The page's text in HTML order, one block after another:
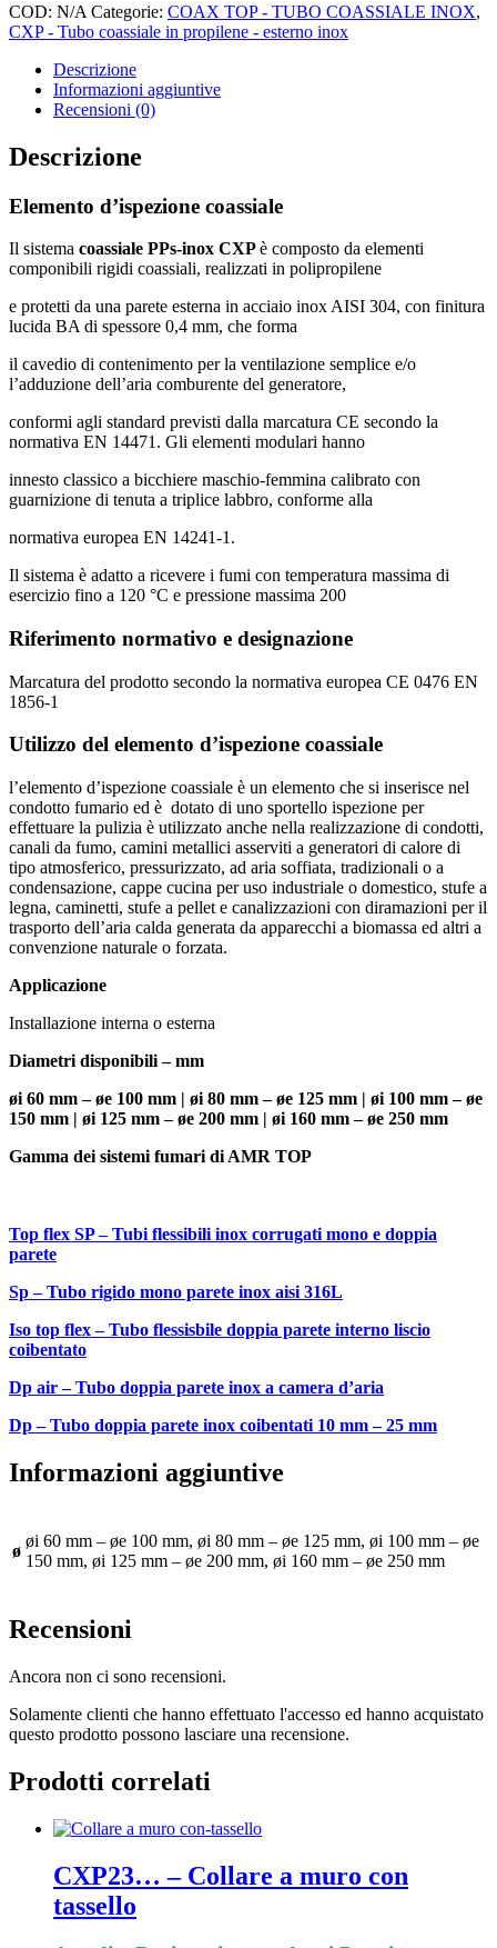
COD: N/A Categorie: COAX TOP - TUBO COASSIALE INOX,
CXP - Tubo coassiale in propilene - esterno inox
Descrizione
Informazioni aggiuntive
Recensioni (0)
Descrizione
Elemento d’ispezione coassiale
Il sistema coassiale PPs-inox CXPè composto da elementi
componibili rigidi coassiali, realizzati in polipropilene
e protetti da una parete esterna in acciaio inox AISI 304, con finitura
lucida BA di spessore 0,4 mm, che forma
il cavedio di contenimento per la ventilazione semplice e/o
l’adduzione dell’aria comburente del generatore,
conformi agli standard previsti dalla marcatura CE secondo la
normativa EN 14471. Gli elementi modulari hanno
innesto classico a bicchiere maschio-femmina calibrato con
guarnizione di tenuta a triplice labbro, conforme alla
normativa europea EN 14241-1.
Il sistema è adatto a ricevere i fumi con temperatura massima di
esercizio fino a 120 °C e pressione massima 200
Riferimento normativo e designazione
Marcatura del prodotto secondo la normativa europea CE 0476 EN
1856-1
Utilizzo del elemento d’ispezione coassiale
l’elemento d’ispezione coassiale è un elemento che si inserisce nel
condotto fumario ed è dotato di uno sportello ispezione per
effettuare la pulizia è utilizzato anche nella realizzazione di condotti,
canali da fumo, camini metallici asserviti a generatori di calore di
tipo atmosferico, pressurizzato, ad aria soffiata, tradizionali o a
condensazione, cappe cucina per uso industriale o domestico, stufe a
legna, caminetti, stufe a pellet e canalizzazioni con diramazioni per il
trasporto dell’aria calda generata da apparecchi a biomassa ed altri a
convenzione naturale o forzata.
Applicazione
Installazione interna o esterna
Diametri disponibili – mm
øi 60 mm – øe 100 mm | øi 80 mm – øe 125 mm | øi 100 mm – øe
150 mm | øi 125 mm – øe 200 mm | øi 160 mm – øe 250 mm
Gamma dei sistemi fumari di AMR TOP
Top flex SP – Tubi flessibili inox corrugati mono e doppia
parete
Sp – Tubo rigido mono parete inox aisi 316L
Iso top flex – Tubo flessisbile doppia parete interno liscio
coibentato
Dp air – Tubo doppia parete inox a camera d’aria
Dp – Tubo doppia parete inox coibentati 10 mm – 25 mm
Informazioni aggiuntive
ø
øi 60 mm – øe 100 mm, øi 80 mm – øe 125 mm, øi 100 mm – øe
150 mm, øi 125 mm – øe 200 mm, øi 160 mm – øe 250 mm
Recensioni
Ancora non ci sono recensioni.
Solamente clienti che hanno effettuato l'accesso ed hanno acquistato
questo prodotto possono lasciare una recensione.
Prodotti correlati
CXP23… – Collare a muro con
tassello